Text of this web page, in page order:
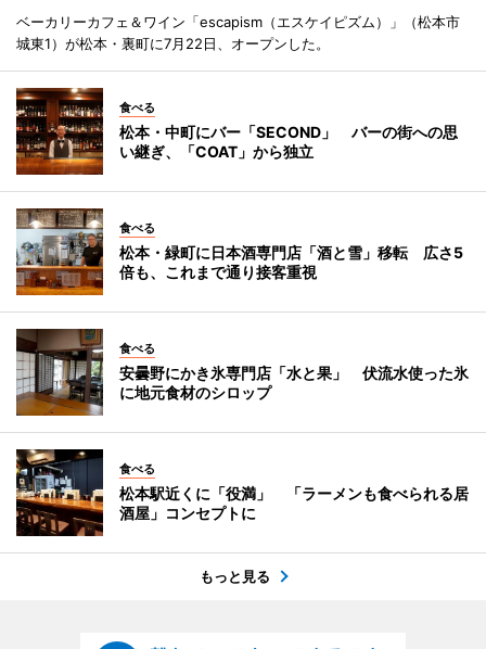
ベーカリーカフェ＆ワイン「escapism（エスケイピズム）」（松本市
城東1）が松本・裏町に7月22日、オープンした。
食べる
松本・中町にバー「SECOND」 バーの街への思
い継ぎ、「COAT」から独立
食べる
松本・緑町に日本酒専門店「酒と雪」移転 広さ5
倍も、これまで通り接客重視
食べる
安曇野にかき氷専門店「水と果」 伏流水使った氷
に地元食材のシロップ
食べる
松本駅近くに「役満」 「ラーメンも食べられる居
酒屋」コンセプトに
もっと見る